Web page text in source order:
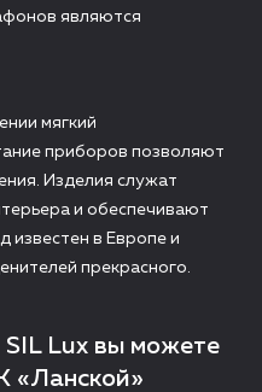
являются
мягкий
приборов позволяют
Изделия служат
и обеспечивают
известен в Европе и
прекрасного.
Lux вы можете
«Ланской»